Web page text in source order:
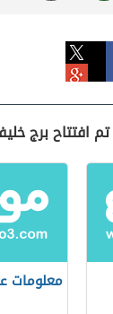
افتتاح برج
معلومات